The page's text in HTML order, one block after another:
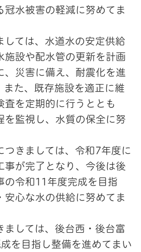
冠水被害の軽減に努めてま
しては、水道水の安定供給
施設や配水管の更新を計画
、災害に備え、耐震化を進
また、既存施設を適正に維
査を定期的に行うととも
を監視し、水質の保全に努
つきましては、令和7年度に
事が完了となり、今後は後
の令和11年度完成を目指
安心な水の供給に努めてま
ましては、後台西・後台富
を目指し整備を進めてまい